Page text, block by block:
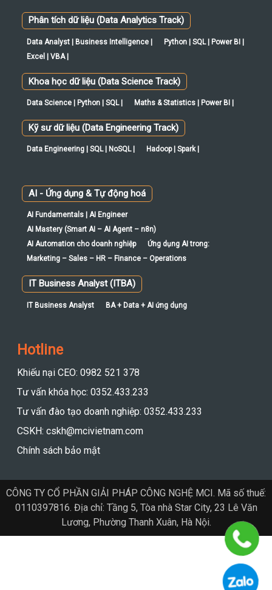
Phân tích dữ liệu (Data Analytics Track)
Data Analyst | Business Intelligence |
Python | SQL | Power BI |
Excel | VBA |
Khoa học dữ liệu (Data Science Track)
Data Science | Python | SQL | Maths & Statistics | Power BI |
Kỹ sư dữ liệu (Data Engineering Track)
Data Engineering | SQL | NoSQL | Hadoop | Spark |
AI - Ứng dụng & Tự động hoá
AI Fundamentals | AI Engineer
AI Mastery (Smart AI – AI Agent – n8n)
AI Automation cho doanh nghiệp
Ứng dụng AI trong:
Marketing – Sales – HR – Finance – Operations
IT Business Analyst (ITBA)
IT Business Analyst BA + Data + AI ứng dụng
Hotline
Khiếu nại CEO: 0982 521 378
Tư vấn khóa học: 0352.433.233
Tư vấn đào tạo doanh nghiệp: 0352.433.233
CSKH: cskh@mcivietnam.com
Chính sách bảo mật
CÔNG TY CỔ PHẦN GIẢI PHÁP CÔNG NGHỆ MCI. Mã số thuế:
0110397816. Địa chỉ: Tầng 5, Tòa nhà Star City, 23 Lê Văn
Lương, Phường Thanh Xuân, Hà Nội.